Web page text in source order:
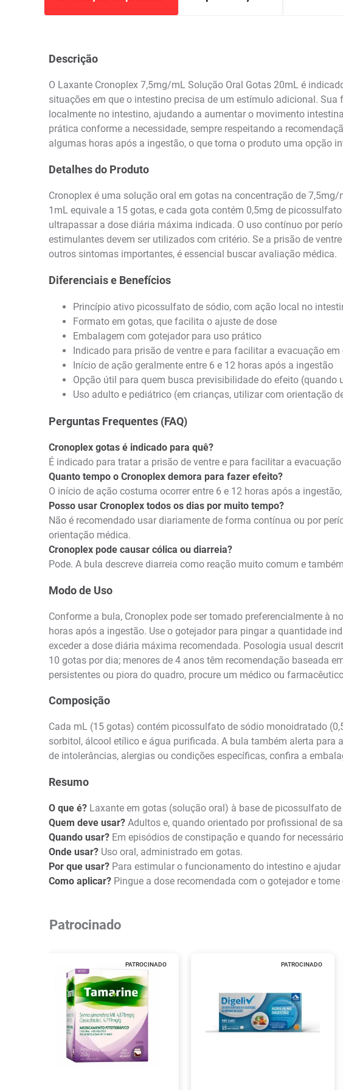
Descrição
O Laxante Cronoplex 7,5mg/mL Solução Oral Gotas 20mL é
situações em que o intestino precisa de um estímulo adicional.
localmente no intestino, ajudando a aumentar o movimento
prática conforme a necessidade, sempre respeitando a
algumas horas após a ingestão, o que torna o produto uma opção
Detalhes do Produto
Cronoplex é uma solução oral em gotas na concentração de
1mL equivale a 15 gotas, e cada gota contém 0,5mg de
ultrapassar a dose diária máxima indicada. O uso contínuo por
estimulantes devem ser utilizados com critério. Se a prisão de
outros sintomas importantes, é essencial buscar avaliação médica.
Diferenciais e Benefícios
Princípio ativo picossulfato de sódio, com ação local no
Formato em gotas, que facilita o ajuste de dose
Embalagem com gotejador para uso prático
Indicado para prisão de ventre e para facilitar a evacuação
Início de ação geralmente entre 6 e 12 horas após a ingestão
Opção útil para quem busca previsibilidade do efeito (quando
Uso adulto e pediátrico (em crianças, utilizar com orientação
Perguntas Frequentes (FAQ)
Cronoplex gotas é indicado para quê?
É indicado para tratar a prisão de ventre e para facilitar a
Quanto tempo o Cronoplex demora para fazer efeito?
O início de ação costuma ocorrer entre 6 e 12 horas após a
Posso usar Cronoplex todos os dias por muito tempo?
Não é recomendado usar diariamente de forma contínua ou por
orientação médica.
Cronoplex pode causar cólica ou diarreia?
Pode. A bula descreve diarreia como reação muito comum e
Modo de Uso
Conforme a bula, Cronoplex pode ser tomado preferencialmente à
horas após a ingestão. Use o gotejador para pingar a quantidade
exceder a dose diária máxima recomendada. Posologia usual
10 gotas por dia; menores de 4 anos têm recomendação baseada
persistentes ou piora do quadro, procure um médico ou
Composição
Cada mL (15 gotas) contém picossulfato de sódio monoidratado
sorbitol, álcool etílico e água purificada. A bula também alerta para
de intolerâncias, alergias ou condições específicas, confira a
Resumo
O que é? Laxante em gotas (solução oral) à base de picossulfato
Quem deve usar? Adultos e, quando orientado por profissional de
Quando usar? Em episódios de constipação e quando for
Onde usar? Uso oral, administrado em gotas.
Por que usar? Para estimular o funcionamento do intestino e
Como aplicar? Pingue a dose recomendada com o gotejador e
Patrocinado
PATROCINADO PATROCINADO